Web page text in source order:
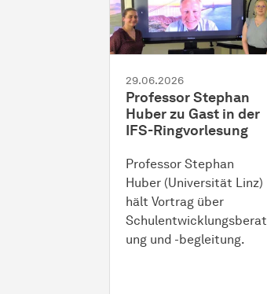
29.06.2026
Professor Stephan
Huber zu Gast in der
IFS-Ringvorlesung
Professor Stephan
Huber (Universität Linz)
hält Vortrag über
Schulentwicklungsberat
ung und -begleitung.